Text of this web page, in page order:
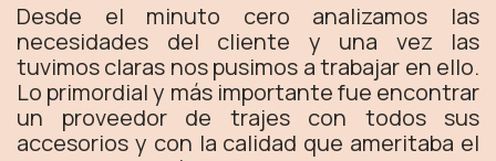
Desde el minuto cero analizamos las
necesidades del cliente y una vez las
tuvimos claras nos pusimos a trabajar en ello.
Lo primordial y más importante fue encontrar
un proveedor de trajes con todos sus
accesorios y con la calidad que ameritaba el